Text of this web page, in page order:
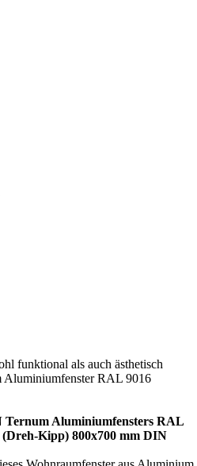
funktional als auch ästhetisch
Aluminiumfenster RAL 9016
Ternum Aluminiumfensters RAL
Kipp) 800x700 mm DIN